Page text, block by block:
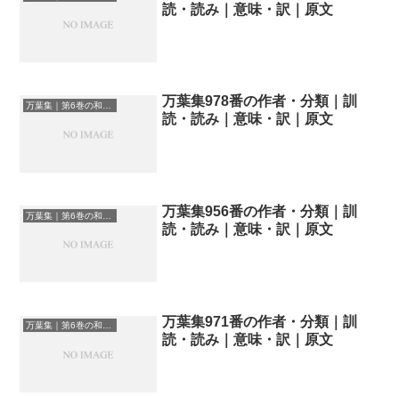
読・読み｜意味・訳｜原文
万葉集978番の作者・分類｜訓
読・読み｜意味・訳｜原文
万葉集956番の作者・分類｜訓
読・読み｜意味・訳｜原文
万葉集｜第6巻の和歌一覧
万葉集971番の作者・分類｜訓
読・読み｜意味・訳｜原文